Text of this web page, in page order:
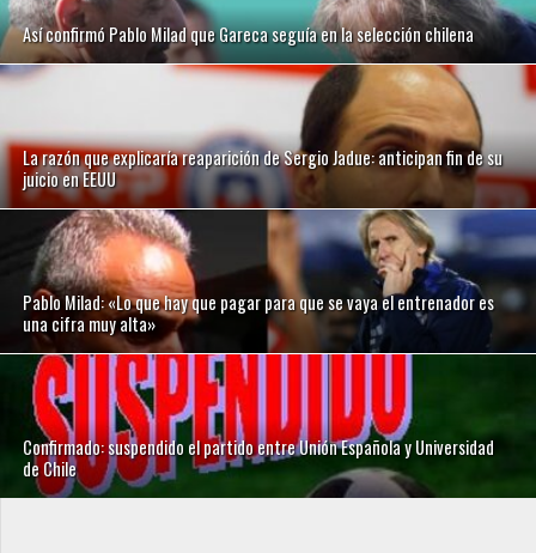
Así confirmó Pablo Milad que Gareca seguía en la selección chilena
La razón que explicaría reaparición de Sergio Jadue: anticipan fin de su
juicio en EEUU
Pablo Milad: «Lo que hay que pagar para que se vaya el entrenador es
una cifra muy alta»
Confirmado: suspendido el partido entre Unión Española y Universidad
de Chile